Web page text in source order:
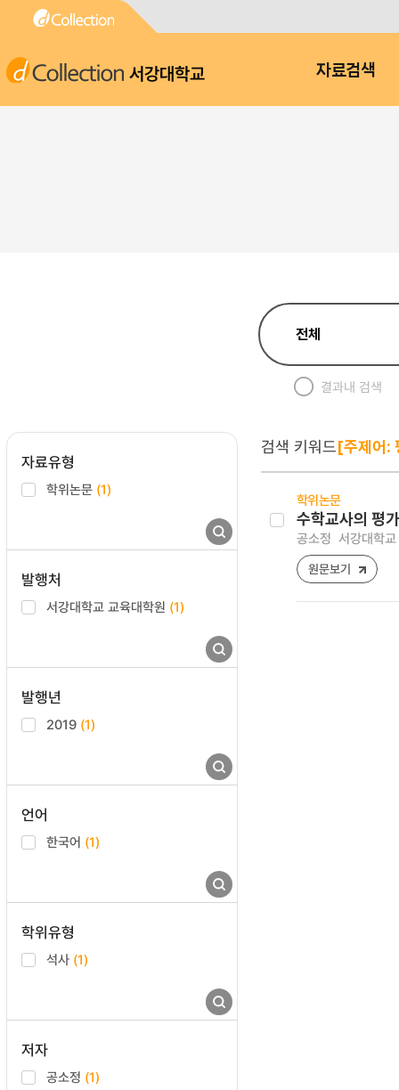
서강대학교 자료검색
결과내 검색
자료유형
학위논문 (1)
발행처
서강대학교 교육대학원 (1)
발행년
2019 (1)
언어
한국어 (1)
학위유형
석사 (1)
저자
공소정 (1)
검색 키워드[주제어:
학위논문
수학교사의 평
공소정 서강대학
원문보기